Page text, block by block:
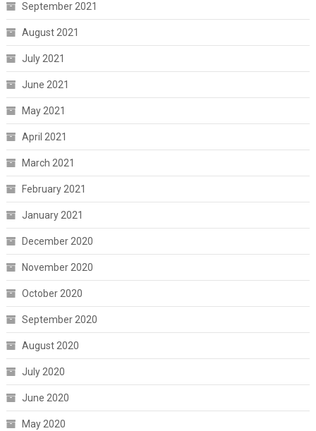
September 2021
August 2021
July 2021
June 2021
May 2021
April 2021
March 2021
February 2021
January 2021
December 2020
November 2020
October 2020
September 2020
August 2020
July 2020
June 2020
May 2020